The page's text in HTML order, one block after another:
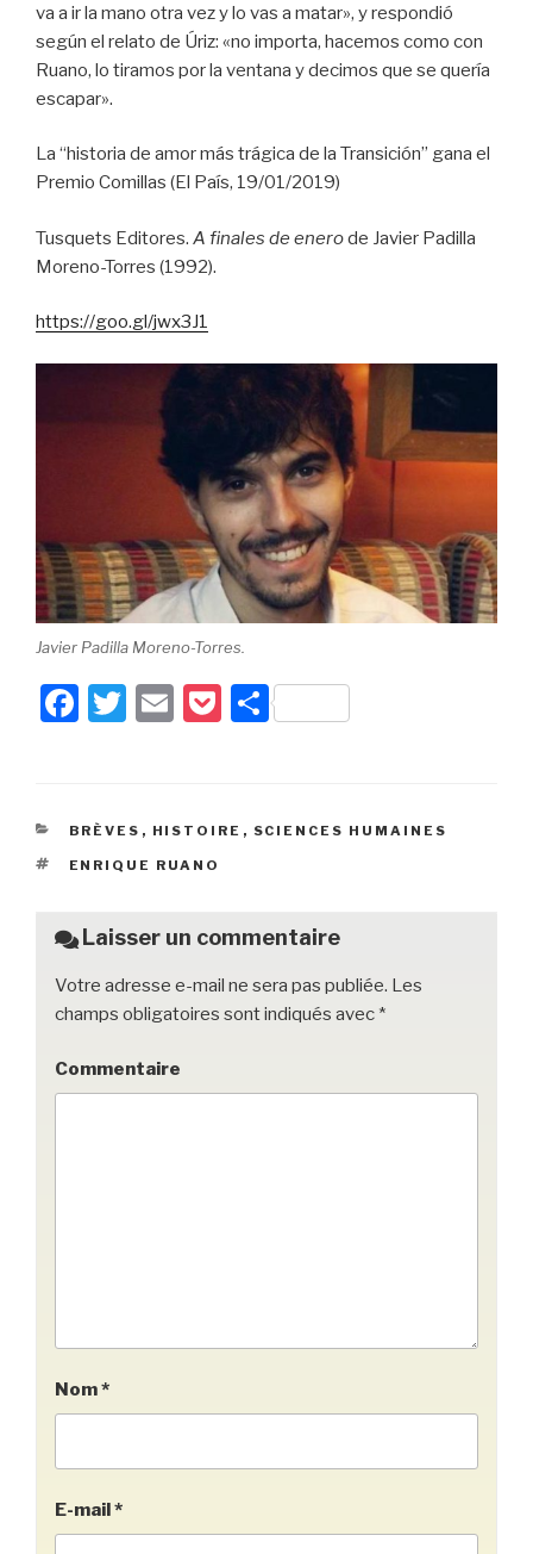
va a ir la mano otra vez y lo vas a matar», y respondió
según el relato de Úriz: «no importa, hacemos como con
Ruano, lo tiramos por la ventana y decimos que se quería
escapar».
La “historia de amor más trágica de la Transición” gana el
Premio Comillas (El País, 19/01/2019)
Tusquets Editores. A finales de enerode Javier Padilla
Moreno-Torres (1992).
https://goo.gl/jwx3J1
Javier Padilla Moreno-Torres.
F
e
b
o
k
T
er
E
P
k
P
g
CATÉGORIES
BRÈVES , HISTOIRE , SCIENCES HUMAINES
ÉTIQUETTES
ENRIQUE RUANO
Laisser un commentaire
Votre adresse e-mail ne sera pas publiée. Les
champs obligatoires sont indiqués avec *
Commentaire
Nom*
E-mail*